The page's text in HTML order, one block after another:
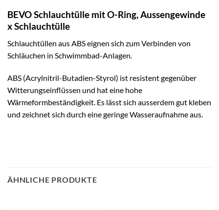
BEVO Schlauchtülle mit O-Ring, Aussengewinde
x Schlauchtülle
Schlauchtüllen aus ABS eignen sich zum Verbinden von
Schläuchen in Schwimmbad-Anlagen.
ABS (Acrylnitril-Butadien-Styrol) ist resistent gegenüber
Witterungseinflüssen und hat eine hohe
Wärmeformbeständigkeit. Es lässt sich ausserdem gut kleben
und zeichnet sich durch eine geringe Wasseraufnahme aus.
ÄHNLICHE PRODUKTE